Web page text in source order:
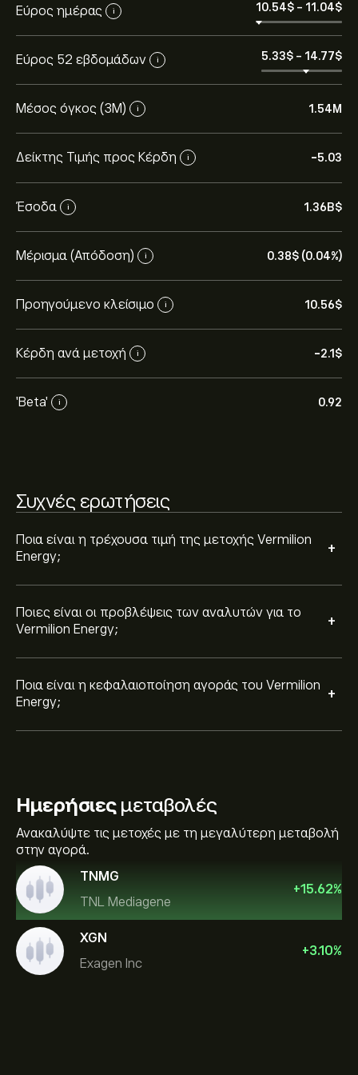
Εύρος ημέρας i 10.54‎$‎ - 11.04‎$‎
Εύρος 52 εβδομάδων i 5.33‎$‎ - 14.77‎$‎
Μέσος όγκος (3Μ) i 1.54M
Δείκτης Τιμής προς Κέρδη i -5.03
Έσοδα i 1.36B‎$‎
Μέρισμα (Απόδοση) i 0.38‎$‎ (0.04%)
Προηγούμενο κλείσιμο i 10.56‎$‎
Κέρδη ανά μετοχή i -2.1‎$‎
'Beta' i 0.92
Συχνές ερωτήσεις
Ποια είναι η τρέχουσα τιμή της μετοχής Vermilion
Energy;
+
Η τρέχουσα τιμή του VET.US είναι 10.56‎$‎.
Ποιες είναι οι προβλέψεις των αναλυτών για το
Vermilion Energy;
+
Vermilion Energy με βάση τις τάσεις της αγοράς, τις
μελλοντικές διακυμάνσεις της τιμής.
Ποια είναι η κεφαλαιοποίηση αγοράς του Vermilion
Energy;
+
Η κεφαλαιοποίηση αγοράς του Vermilion Energy είναι
1.61B‎$‎
Ημερήσιεςμεταβολές
Ανακαλύψτε τις μετοχές με τη μεγαλύτερη μεταβολή
στην αγορά.
TNMG
TNL Mediagene
+15.62%
XGN
Exagen Inc
+3.10%